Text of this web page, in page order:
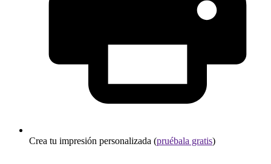
Crea tu impresión personalizada (pruébala gratis)